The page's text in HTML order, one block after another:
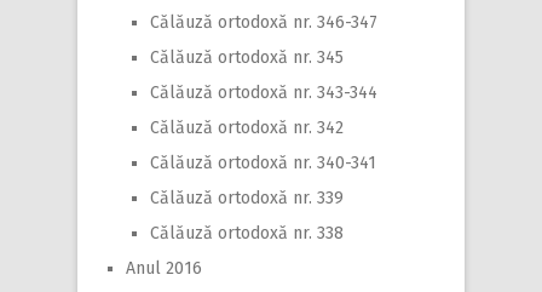
Călăuză ortodoxă nr. 346-347
Călăuză ortodoxă nr. 345
Călăuză ortodoxă nr. 343-344
Călăuză ortodoxă nr. 342
Călăuză ortodoxă nr. 340-341
Călăuză ortodoxă nr. 339
Călăuză ortodoxă nr. 338
Anul 2016